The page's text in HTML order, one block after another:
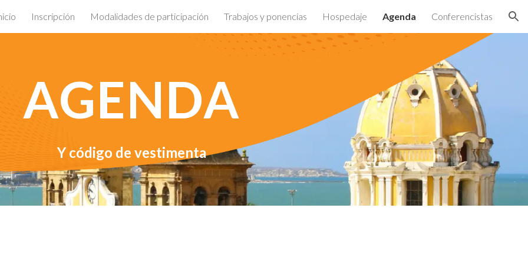
to main content Skip to navigation
Inscripción Modalidades de participación Trabajos y ponencias Hospedaje Agenda Conferencistas
AGENDA
Y código de vestimenta